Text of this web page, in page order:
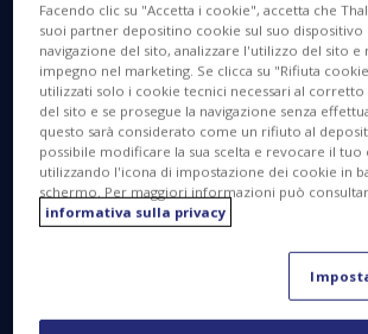
Services) della Commissione
realizzare una missione pilota
aprendo così la strada allo
un'infrastruttura europea per
nello Spazio.
Facendo clic su "Accetta i cookie", accetta che
suoi partner depositino cookie sul suo
navigazione del sito, analizzare l'utilizzo del sito
impegno nel marketing. Se clicca su "Rifiuta
utilizzati solo i cookie tecnici necessari al
del sito e se prosegue la navigazione senza
questo sarà considerato come un rifiuto al
possibile modificare la sua scelta e revocare il tuo
utilizzando l'icona di impostazione dei cookie in
schermo. Per maggiori informazioni può
informativa sulla privacy